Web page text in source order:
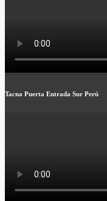
Tacna Puerta Entrada Sur Perú